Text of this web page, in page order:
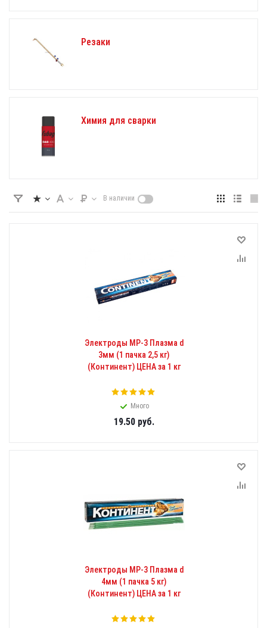
Резаки
Химия для сварки
В наличии
Электроды МР-3 Плазма d
3мм (1 пачка 2,5 кг)
(Континент) ЦЕНА за 1 кг
Много
19.50руб.
Электроды МР-3 Плазма d
4мм (1 пачка 5 кг)
(Континент) ЦЕНА за 1 кг